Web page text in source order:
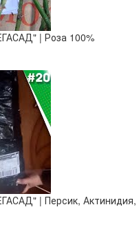
| Роза 100%
| Персик, Актинидия,